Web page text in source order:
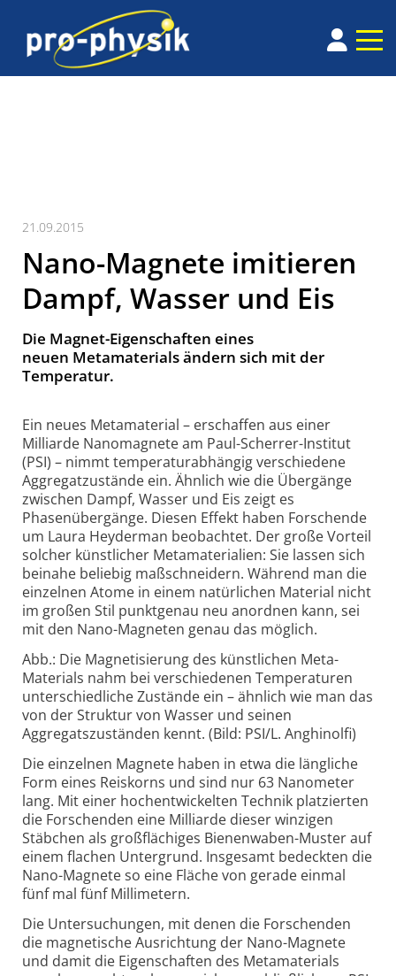
21.09.2015
Nano-Magnete imitieren
Dampf, Wasser und Eis
Die Magnet-Eigenschaften eines
neuen Metamaterials ändern sich mit der
Temperatur.
Ein neues Metamaterial – erschaffen aus einer
Milliarde Nanomagnete am Paul-Scherrer-Institut
(PSI) – nimmt temperaturabhängig verschiedene
Aggregatzustände ein. Ähnlich wie die Übergänge
zwischen Dampf, Wasser und Eis zeigt es
Phasenübergänge. Diesen Effekt haben Forschende
um Laura Heyderman beobachtet. Der große Vorteil
solcher künstlicher Metamaterialien: Sie lassen sich
beinahe beliebig maßschneidern. Während man die
einzelnen Atome in einem natürlichen Material nicht
im großen Stil punktgenau neu anordnen kann, sei
mit den Nano-Magneten genau das möglich.
Abb.: Die Magnetisierung des künstlichen Meta-
Materials nahm bei verschiedenen Temperaturen
unterschiedliche Zustände ein – ähnlich wie man das
von der Struktur von Wasser und seinen
Aggregatszuständen kennt. (Bild: PSI/L. Anghinolfi)
Die einzelnen Magnete haben in etwa die längliche
Form eines Reiskorns und sind nur 63 Nanometer
lang. Mit einer hochentwickelten Technik platzierten
die Forschenden eine Milliarde dieser winzigen
Stäbchen als großflächiges Bienenwaben-Muster auf
einem flachen Untergrund. Insgesamt bedeckten die
Nano-Magnete so eine Fläche von gerade einmal
fünf mal fünf Millimetern.
Die Untersuchungen, mit denen die Forschenden
die magnetische Ausrichtung der Nano-Magnete
und damit die Eigenschaften des Metamaterials